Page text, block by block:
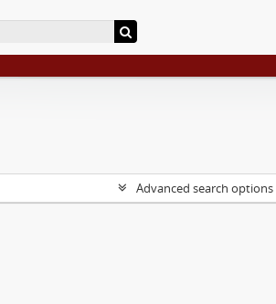
Advanced search options